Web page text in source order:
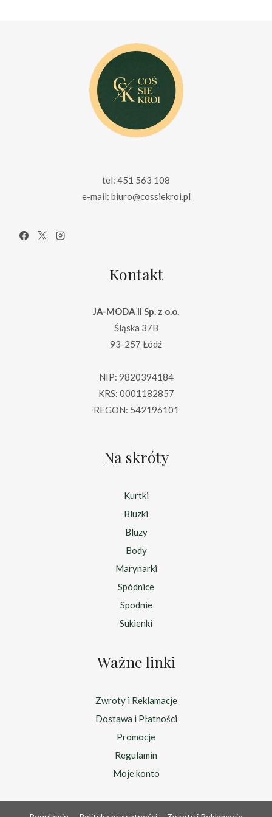
tel: 451 563 108
e-mail: biuro@cossiekroi.pl
Kontakt
JA-MODA II Sp. z o.o.
Śląska 37B
93-257 Łódź
NIP: 9820394184
KRS: 0001182857
REGON: 542196101
Na skróty
Kurtki
Bluzki
Bluzy
Body
Marynarki
Spódnice
Spodnie
Sukienki
Ważne linki
Zwroty i Reklamacje
Dostawa i Płatności
Promocje
Regulamin
Moje konto